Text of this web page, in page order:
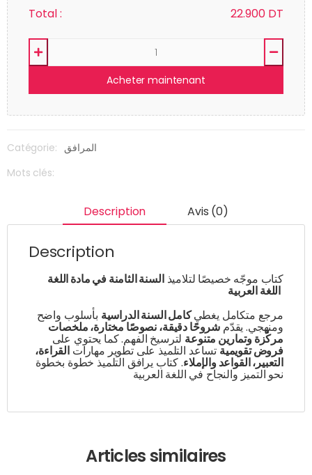
Total : 22.900 DT
Acheter maintenant
Catégorie: المرافق
Mots clés:
Description Avis (0)
Description
كتاب موجّه خصيصًا لتلاميذالسنة الثامنة في مادة اللغة
اللغة العربية
مرجع متكامل يغطيكامل السنة الدراسية بأسلوب واضح
ومنهجي. يقدّم شروحًا دقيقة، نصوصًا مختارة، ملخصات
مركّزة وتمارين متنوعة لترسيخ الفهم. كما يحتوي على
فروض تقويمية تساعد التلميذ على تطوير مهارات القراءة،
التعبير، القواعد والإملاء. كتاب يرافق التلميذ خطوة بخطوة
نحو التميز والنجاح في اللغة العربية
Articles similaires